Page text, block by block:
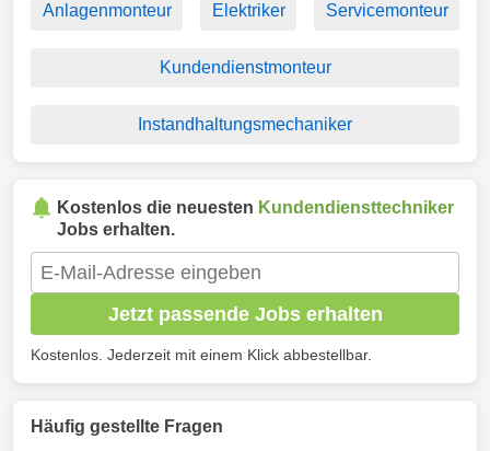
Anlagenmonteur Elektriker Servicemonteur
Kundendienstmonteur
Instandhaltungsmechaniker
Kostenlos die neuesten Kundendiensttechniker
Jobs erhalten.
Jetzt passende Jobs erhalten
Kostenlos. Jederzeit mit einem Klick abbestellbar.
Häufig gestellte Fragen